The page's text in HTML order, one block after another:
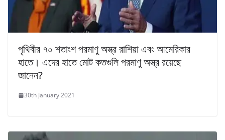
পৃথিবীর ৭০ শতাংশ পরমাণু অস্ত্র রাশিয়া এবং আমেরিকার
হাতে। এদের হাতে মোট কতগুলি পরমাণু অস্ত্র রয়েছে
জানেন?
30th January 2021